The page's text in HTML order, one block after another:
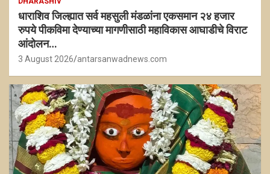
धाराशिव जिल्ह्यात सर्व महसुली मंडळांना एकसमान २४ हजार
रुपये पीकविमा देण्याच्या मागणीसाठी महाविकास आघाडीचे विराट
आंदोलन…
3 August 2026 antarsanwadnews.com